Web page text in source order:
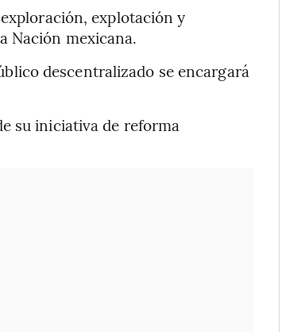
explotación y
Nación mexicana.
descentralizado se encargará
su iniciativa de reforma